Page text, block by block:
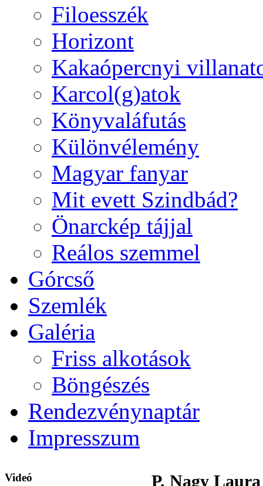
Filoesszék
Horizont
Kakaópercnyi
Karcol(g)atok
Könyvaláfutás
Különvélemény
Magyar fanyar
Mit evett Szindbád?
Önarckép tájjal
Reálos szemmel
Górcső
Szemlék
Galéria
Friss alkotások
Böngészés
Rendezvénynaptár
Impresszum
Videó P. Nagy Laura